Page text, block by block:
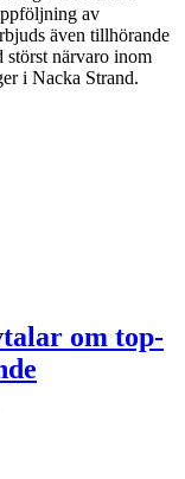
av
även tillhörande
störst närvaro inom
i Nacka Strand.
om top-